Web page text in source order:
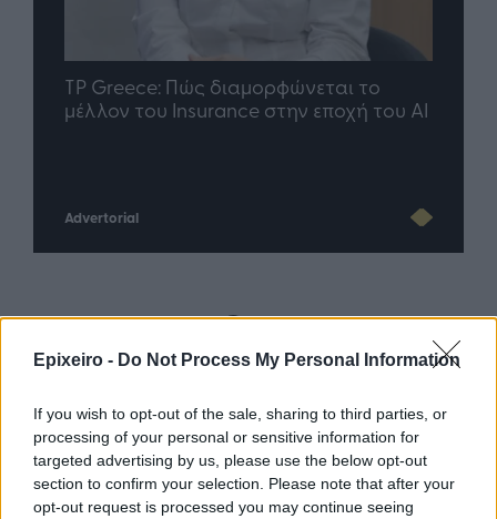
Epixeiro - Do Not Process My Personal Information
If you wish to opt-out of the sale, sharing to third parties, or
processing of your personal or sensitive information for
targeted advertising by us, please use the below opt-out
section to confirm your selection. Please note that after your
opt-out request is processed you may continue seeing
TP Greece: Πώς διαμορφώνεται το
μέλλον του Insurance στην εποχή του AI
Advertorial
Το καλοκαίρι ανεβάζει τον
λογαριασμό για τους Έλληνες
καταναλωτές
07/08/26|17:17